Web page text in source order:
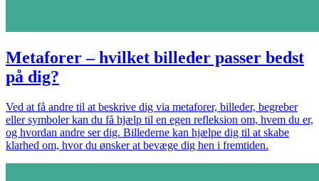
Metaforer – hvilket billeder passer bedst
på dig?
Ved at få andre til at beskrive dig via metaforer, billeder, begreber
eller symboler kan du få hjælp til en egen refleksion om, hvem du er,
og hvordan andre ser dig. Billederne kan hjælpe dig til at skabe
klarhed om, hvor du ønsker at bevæge dig hen i fremtiden.